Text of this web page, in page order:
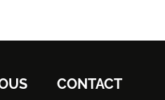
CONTACT